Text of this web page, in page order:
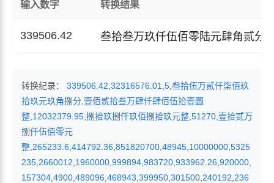
输入数字 转换结果
339506.42 叁拾叁万玖仟伍佰零陆元肆角贰分
转换纪录： 339506.42 32316576.01 5 叁拾伍万贰仟柒佰玖
拾玖元玖角捌分 壹佰贰拾叁万肆仟肆佰伍拾壹圆
整 12032379.95 捌拾玖捌仟玖佰捌拾玖元整 51270 壹拾贰万
捌仟伍佰零元
整 265233.6 414792.36 851820700 48945 10000000 5325
235 2660012 1960000 999894 983720 933962.26 920000
157304 4900 489096 468943 399950 301500 240192 236